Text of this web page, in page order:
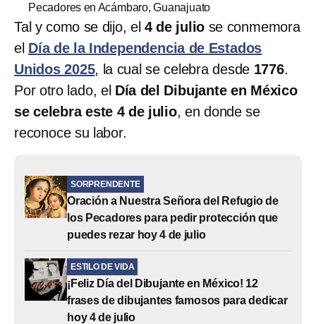
Pecadores en Acámbaro, Guanajuato
Tal y como se dijo, el 4 de julio se conmemora
el Día de la Independencia de Estados
Unidos 2025, la cual se celebra desde 1776.
Por otro lado, el Día del Dibujante en México
se celebra este 4 de julio, en donde se
reconoce su labor.
SORPRENDENTE
Oración a Nuestra Señora del Refugio de
los Pecadores para pedir protección que
puedes rezar hoy 4 de julio
ESTILO DE VIDA
¡Feliz Día del Dibujante en México! 12
frases de dibujantes famosos para dedicar
hoy 4 de julio